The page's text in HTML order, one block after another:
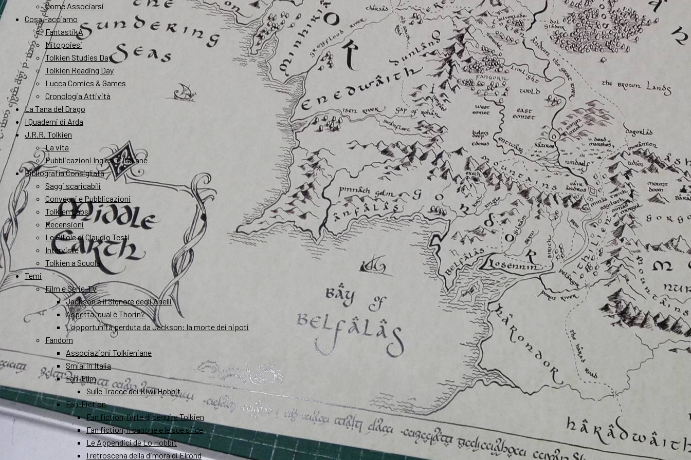
Come Associarsi
Cosa Facciamo
FantastikA
Mitopoiesi
Tolkien Studies Day
Tolkien Reading Day
Lucca Comics & Games
Cronologia Attività
La Tana del Drago
I Quaderni di Arda
J.R.R. Tolkien
La vita
Pubblicazioni Inglesi e Italiane
Bibliografia Consigliata
Saggi scaricabili
Convegni e Pubblicazioni
Tolkien Labs
Recensioni
Le Pillole di Claudio Testi
Interviste
Tolkien a Scuola
Temi
Film e Serie-TV
Jackson e il Signore degli Anelli
Aspetta, qual è Thorin?
L’opportunità perduta da Jackson: la morte dei nipoti
Fandom
Associazioni Tolkieniane
Smial in Italia
Fan-Film
Sulle Tracce dei Kiwi Hobbit
Fan-Fiction
Fan fiction, l’arte di seguire Tolkien
Fan fiction, il canone e le sue sfide
Le Appendici de Lo Hobbit
I retroscena della dimora di Elrond